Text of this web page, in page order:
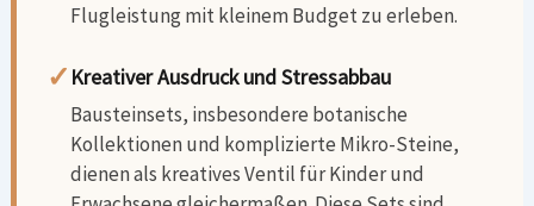
Flugleistung mit kleinem Budget zu erleben.
✓ Kreativer Ausdruck und Stressabbau
Bausteinsets, insbesondere botanische
Kollektionen und komplizierte Mikro-Steine,
dienen als kreatives Ventil für Kinder und